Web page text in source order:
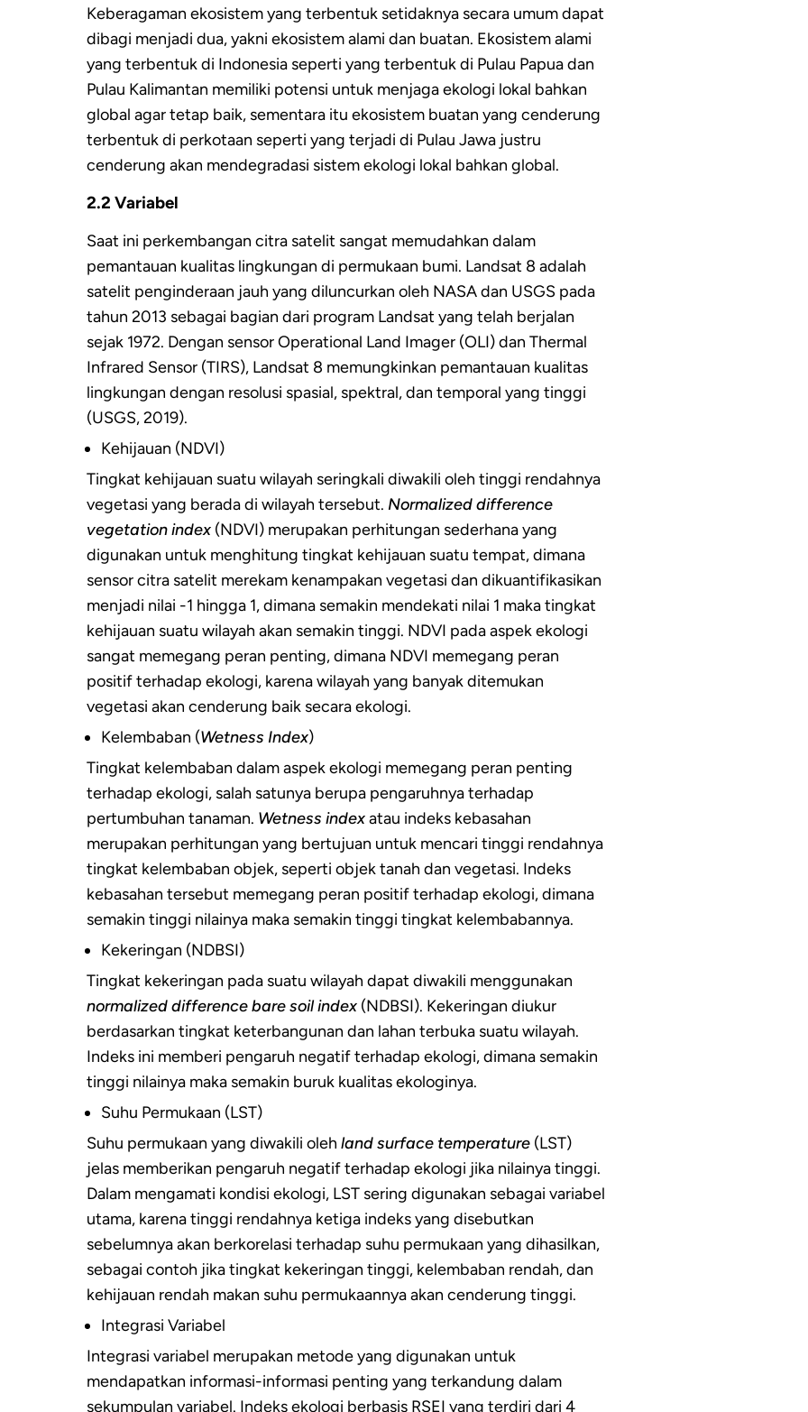
Keberagaman ekosistem yang terbentuk setidaknya secara umum dapat
dibagi menjadi dua, yakni ekosistem alami dan buatan. Ekosistem alami
yang terbentuk di Indonesia seperti yang terbentuk di Pulau Papua dan
Pulau Kalimantan memiliki potensi untuk menjaga ekologi lokal bahkan
global agar tetap baik, sementara itu ekosistem buatan yang cenderung
terbentuk di perkotaan seperti yang terjadi di Pulau Jawa justru
cenderung akan mendegradasi sistem ekologi lokal bahkan global.
2.2 Variabel
Saat ini perkembangan citra satelit sangat memudahkan dalam
pemantauan kualitas lingkungan di permukaan bumi. Landsat 8 adalah
satelit penginderaan jauh yang diluncurkan oleh NASA dan USGS pada
tahun 2013 sebagai bagian dari program Landsat yang telah berjalan
sejak 1972. Dengan sensor Operational Land Imager (OLI) dan Thermal
Infrared Sensor (TIRS), Landsat 8 memungkinkan pemantauan kualitas
lingkungan dengan resolusi spasial, spektral, dan temporal yang tinggi
(USGS, 2019).
Kehijauan (NDVI)
Tingkat kehijauan suatu wilayah seringkali diwakili oleh tinggi rendahnya
vegetasi yang berada di wilayah tersebut. Normalized difference
vegetation index (NDVI) merupakan perhitungan sederhana yang
digunakan untuk menghitung tingkat kehijauan suatu tempat, dimana
sensor citra satelit merekam kenampakan vegetasi dan dikuantifikasikan
menjadi nilai -1 hingga 1, dimana semakin mendekati nilai 1 maka tingkat
kehijauan suatu wilayah akan semakin tinggi. NDVI pada aspek ekologi
sangat memegang peran penting, dimana NDVI memegang peran
positif terhadap ekologi, karena wilayah yang banyak ditemukan
vegetasi akan cenderung baik secara ekologi.
Kelembaban (Wetness Index)
Tingkat kelembaban dalam aspek ekologi memegang peran penting
terhadap ekologi, salah satunya berupa pengaruhnya terhadap
pertumbuhan tanaman. Wetness indexatau indeks kebasahan
merupakan perhitungan yang bertujuan untuk mencari tinggi rendahnya
tingkat kelembaban objek, seperti objek tanah dan vegetasi. Indeks
kebasahan tersebut memegang peran positif terhadap ekologi, dimana
semakin tinggi nilainya maka semakin tinggi tingkat kelembabannya.
Kekeringan (NDBSI)
Tingkat kekeringan pada suatu wilayah dapat diwakili menggunakan
normalized difference bare soil index (NDBSI). Kekeringan diukur
berdasarkan tingkat keterbangunan dan lahan terbuka suatu wilayah.
Indeks ini memberi pengaruh negatif terhadap ekologi, dimana semakin
tinggi nilainya maka semakin buruk kualitas ekologinya.
Suhu Permukaan (LST)
Suhu permukaan yang diwakili oleh land surface temperature (LST)
jelas memberikan pengaruh negatif terhadap ekologi jika nilainya tinggi.
Dalam mengamati kondisi ekologi, LST sering digunakan sebagai variabel
utama, karena tinggi rendahnya ketiga indeks yang disebutkan
sebelumnya akan berkorelasi terhadap suhu permukaan yang dihasilkan,
sebagai contoh jika tingkat kekeringan tinggi, kelembaban rendah, dan
kehijauan rendah makan suhu permukaannya akan cenderung tinggi.
Integrasi Variabel
Integrasi variabel merupakan metode yang digunakan untuk
mendapatkan informasi-informasi penting yang terkandung dalam
sekumpulan variabel. Indeks ekologi berbasis RSEI yang terdiri dari 4